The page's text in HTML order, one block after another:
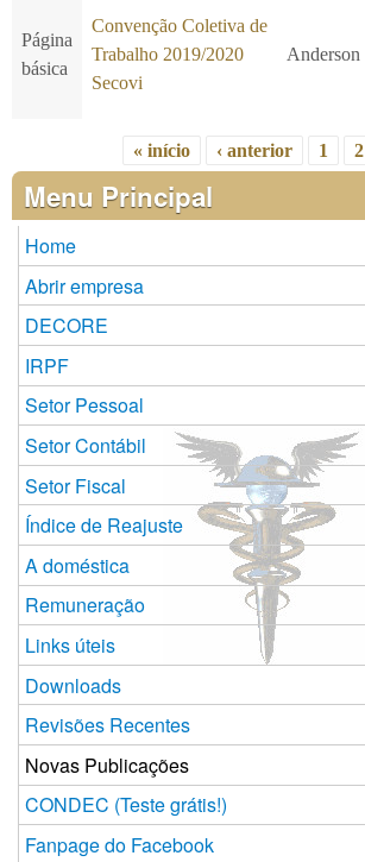
Página
básica
Convenção Coletiva de
Trabalho 2019/2020
Secovi
Anderson
Páginas
« início ‹ anterior 1 2
Menu Principal
Home
Abrir empresa
DECORE
IRPF
Setor Pessoal
Setor Contábil
Setor Fiscal
Índice de Reajuste
A doméstica
Remuneração
Links úteis
Downloads
Revisões Recentes
Novas Publicações
CONDEC (Teste grátis!)
Fanpage do Facebook